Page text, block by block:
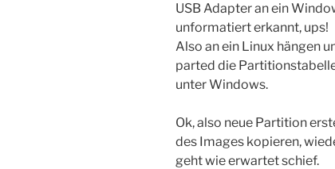
USB Adapter an ein
unformatiert erkannt, ups!
Also an ein Linux hängen
parted die
unter Windows.
Ok, also neue Partition
des Images kopieren,
geht wie erwartet schief.